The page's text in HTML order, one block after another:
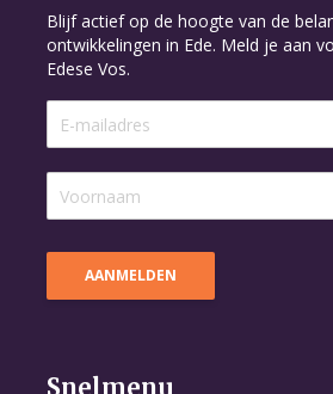
Blijf actief op de hoogte van de
ontwikkelingen in Ede. Meld je aan
Edese Vos.
Snelmenu